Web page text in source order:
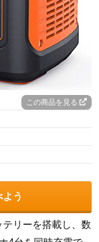
この商品を見る
う
リーを搭載し、数